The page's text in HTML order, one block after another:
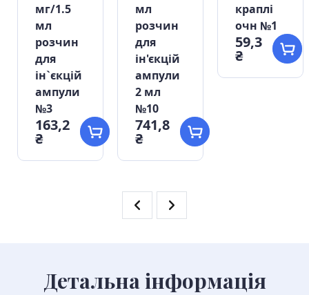
мг/1.5
мл
розчин
для
ін`єкцій
ампули
№3
163,2
₴
мл
розчин
для
ін'єкцій
ампули
2 мл
№10
741,8
₴
краплі
очн №1
59,3
₴
Детальна інформація